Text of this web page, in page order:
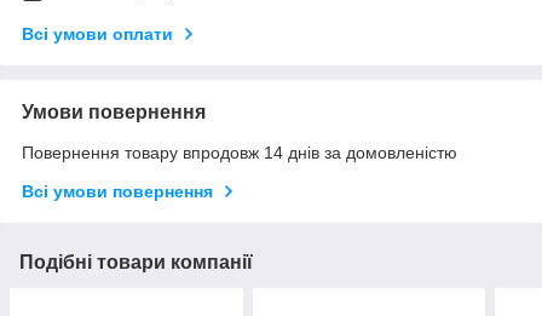
Всі умови оплати
Умови повернення
Повернення товару впродовж 14 днів за домовленістю
Всі умови повернення
Подібні товари компанії